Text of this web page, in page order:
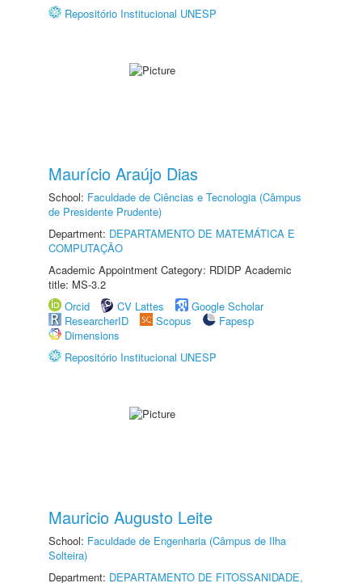
Repositório Institucional UNESP
Maurício Araújo Dias
School: Faculdade de Ciências e Tecnologia (Câmpus
de Presidente Prudente)
Department: DEPARTAMENTO DE MATEMÁTICA E
COMPUTAÇÃO
Academic Appointment Category: RDIDP Academic
title: MS-3.2
Orcid
CV Lattes
Google Scholar
ResearcherID
Scopus
Fapesp
Dimensions
Repositório Institucional UNESP
Mauricio Augusto Leite
School: Faculdade de Engenharia (Câmpus de Ilha
Solteira)
Department: DEPARTAMENTO DE FITOSSANIDADE,